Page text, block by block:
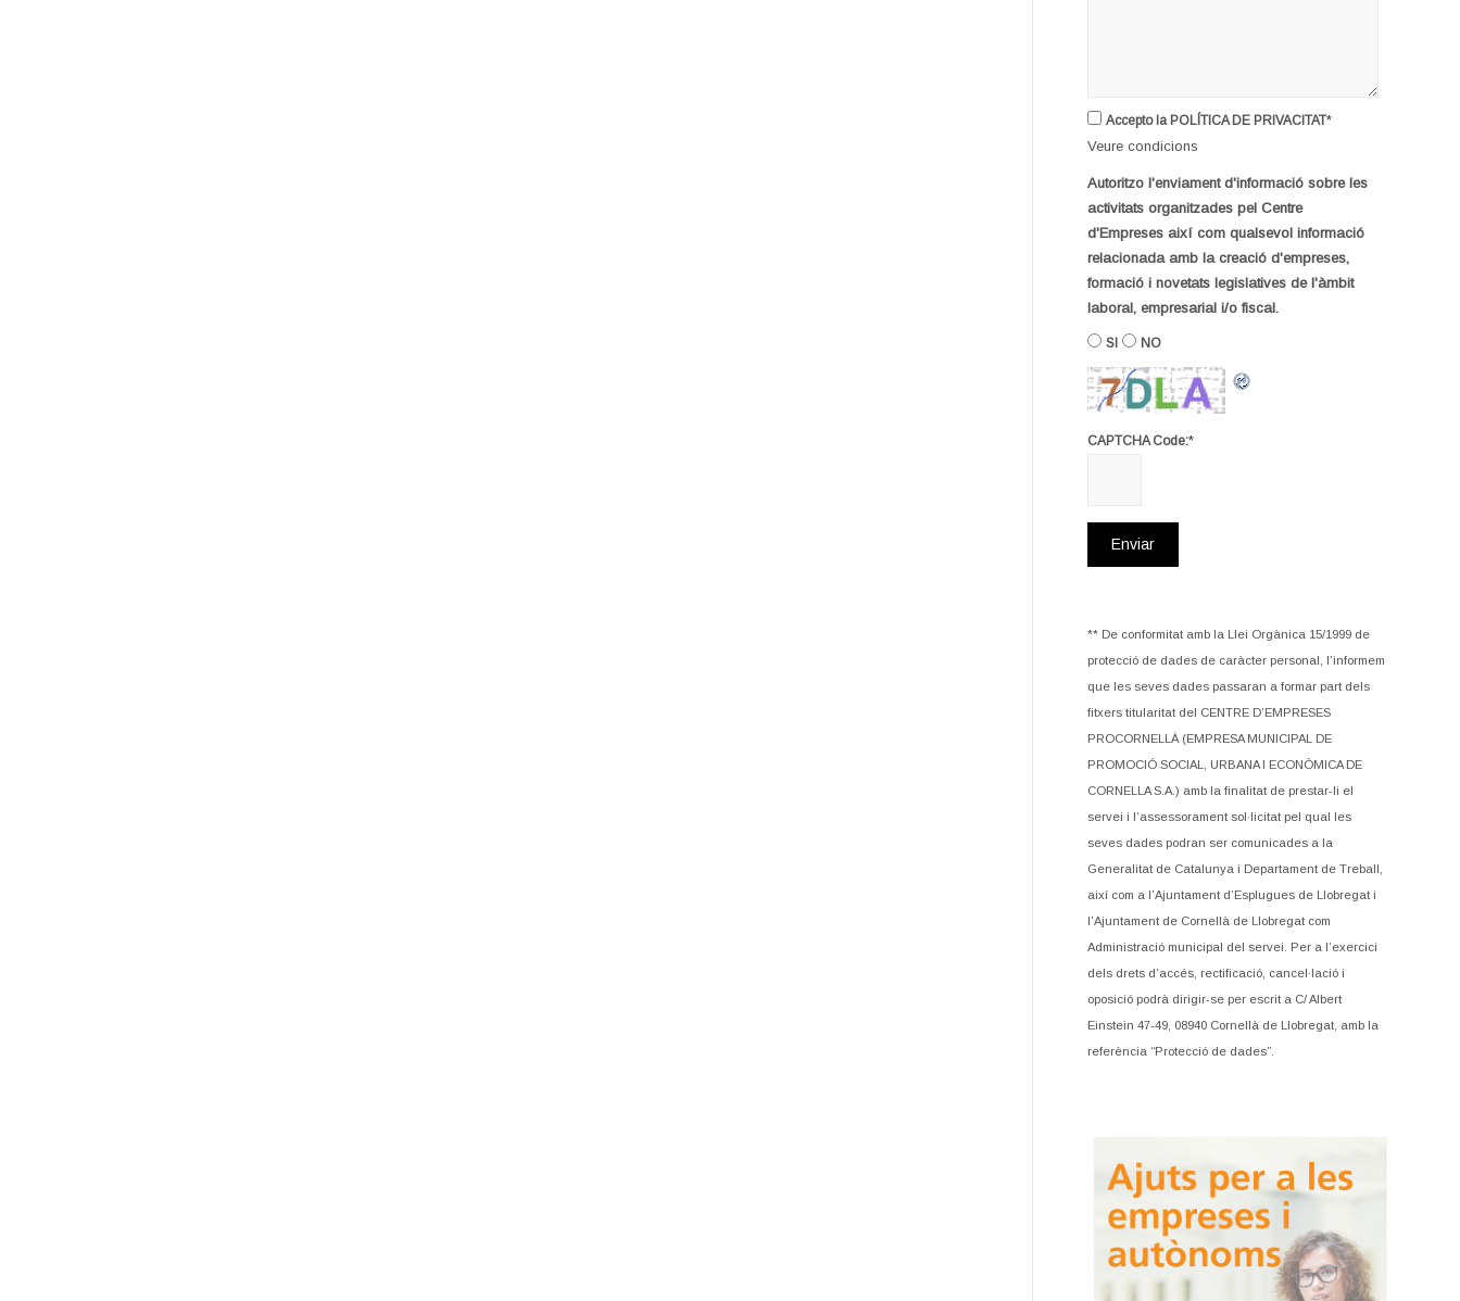
Accepto la POLÍTICA DE PRIVACITAT*
Veure condicions
Autoritzo l'enviament d'informació sobre les
activitats organitzades pel Centre
d'Empreses així com qualsevol informació
relacionada amb la creació d'empreses,
formació i novetats legislatives de l'àmbit
laboral, empresarial i/o fiscal.
SI NO
CAPTCHA Code:*
** De conformitat amb la Llei Orgànica 15/1999 de
protecció de dades de caràcter personal, l’informem
que les seves dades passaran a formar part dels
fitxers titularitat del CENTRE D’EMPRESES
PROCORNELLÀ (EMPRESA MUNICIPAL DE
PROMOCIÓ SOCIAL, URBANA I ECONÒMICA DE
CORNELLA S.A.) amb la finalitat de prestar-li el
servei i l’assessorament sol·licitat pel qual les
seves dades podran ser comunicades a la
Generalitat de Catalunya i Departament de Treball,
així com a l’Ajuntament d’Esplugues de Llobregat i
l’Ajuntament de Cornellà de Llobregat com
Administració municipal del servei. Per a l’exercici
dels drets d’accés, rectificació, cancel·lació i
oposició podrà dirigir-se per escrit a C/ Albert
Einstein 47-49, 08940 Cornellà de Llobregat, amb la
referència “Protecció de dades”.